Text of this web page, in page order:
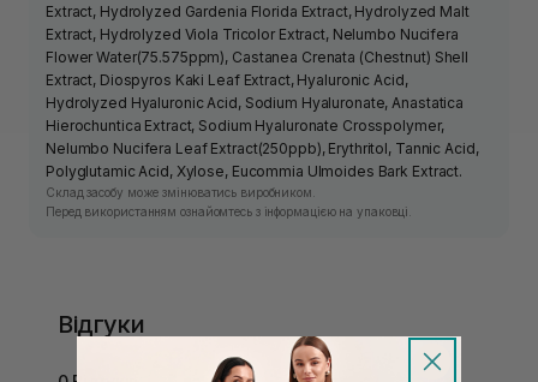
Extract, Hydrolyzed Gardenia Florida Extract, Hydrolyzed Malt
Extract, Hydrolyzed Viola Tricolor Extract, Nelumbo Nucifera
Flower Water(75.575ppm), Castanea Crenata (Chestnut) Shell
Extract, Diospyros Kaki Leaf Extract, Hyaluronic Acid,
Hydrolyzed Hyaluronic Acid, Sodium Hyaluronate, Anastatica
Hierochuntica Extract, Sodium Hyaluronate Crosspolymer,
Nelumbo Nucifera Leaf Extract(250ppb), Erythritol, Tannic Acid,
Polyglutamic Acid, Xylose, Eucommia Ulmoides Bark Extract.
Склад засобу може змінюватись виробником.
Перед використанням ознайомтесь з інформацією на упаковці.
Відгуки